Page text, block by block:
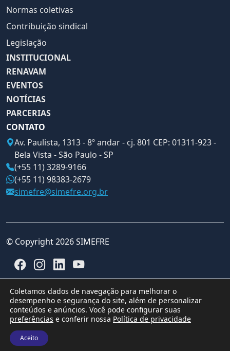
Normas coletivas
Contribuição sindical
Legislação
INSTITUCIONAL
RENAVAM
EVENTOS
NOTÍCIAS
PARCERIAS
CONTATO
Av. Paulista, 1313 - 8º andar - cj. 801 CEP: 01311-923 -
Bela Vista - São Paulo - SP
(+55 11) 3289-9166
(+55 11) 98383-2679
simefre@simefre.org.br
© Copyright 2026 SIMEFRE
Coletamos dados de navegação para melhorar o
desempenho e segurança do site, além de personalizar
conteúdos e anúncios. Você pode configurar suas
preferências e conferir nossa Política de privacidade
Aceito